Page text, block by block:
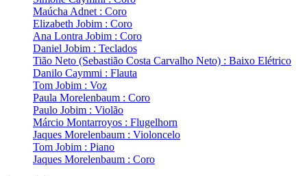
Maúcha Adnet : Coro
Elizabeth Jobim : Coro
Ana Lontra Jobim : Coro
Daniel Jobim : Teclados
Tião Neto (Sebastião Costa Carvalho Neto) : Baixo Elétrico
Danilo Caymmi : Flauta
Tom Jobim : Voz
Paula Morelenbaum : Coro
Paulo Jobim : Violão
Márcio Montarroyos : Flugelhorn
Jaques Morelenbaum : Violoncelo
Tom Jobim : Piano
Jaques Morelenbaum : Coro